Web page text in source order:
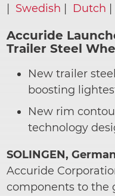
Swedish Dutch
Accuride
Trailer Steel
New trailer
boosting
New rim
technology
SOLINGEN,
Accuride
components to the